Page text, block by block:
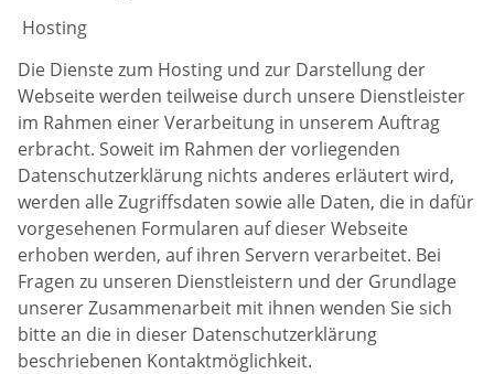
Hosting
Die Dienste zum Hosting und zur Darstellung der
Webseite werden teilweise durch unsere Dienstleister
im Rahmen einer Verarbeitung in unserem Auftrag
erbracht. Soweit im Rahmen der vorliegenden
Datenschutzerklärung nichts anderes erläutert wird,
werden alle Zugriffsdaten sowie alle Daten, die in dafür
vorgesehenen Formularen auf dieser Webseite
erhoben werden, auf ihren Servern verarbeitet. Bei
Fragen zu unseren Dienstleistern und der Grundlage
unserer Zusammenarbeit mit ihnen wenden Sie sich
bitte an die in dieser Datenschutzerklärung
beschriebenen Kontaktmöglichkeit.